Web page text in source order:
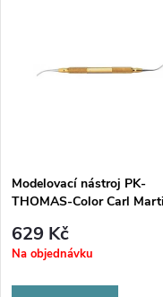
Modelovací nástroj PK-
THOMAS-Color Carl
629 Kč
Na objednávku